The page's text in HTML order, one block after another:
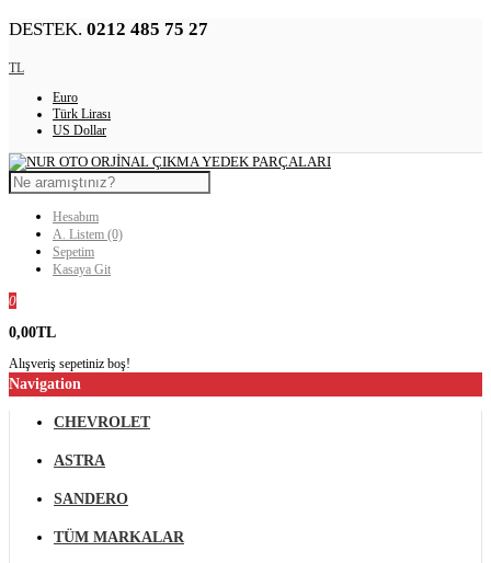
DESTEK. 0212 485 75 27
TL
Euro
Türk Lirası
US Dollar
Hesabım
A. Listem (0)
Sepetim
Kasaya Git
0
0,00TL
Alışveriş sepetiniz boş!
Navigation
CHEVROLET
ASTRA
SANDERO
TÜM MARKALAR